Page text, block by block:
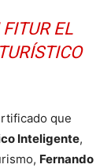
EL
que
Inteligente,
Fernando